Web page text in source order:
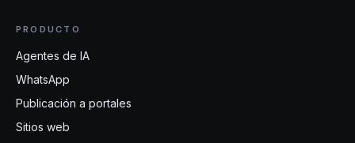
PRODUCTO
Agentes de IA
WhatsApp
Publicación a portales
Sitios web